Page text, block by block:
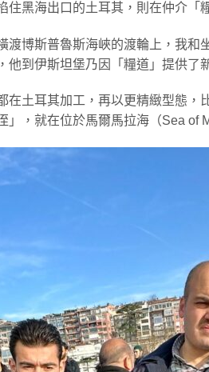
住黑海出口的土耳其，則在仲介「
渡博斯普魯斯海峽的渡輪上，我
他到伊斯坦堡乃因「糧道」提供了
在土耳其加工，再以更精緻型態
」，就在位於馬爾馬拉海（Sea of